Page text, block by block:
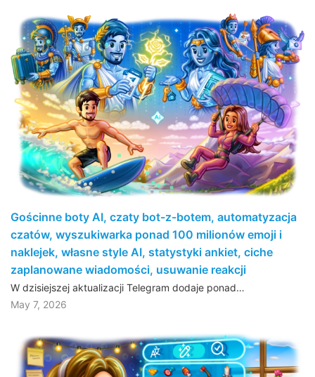
Gościnne boty AI, czaty bot-z-botem, automatyzacja
czatów, wyszukiwarka ponad 100 milionów emoji i
naklejek, własne style AI, statystyki ankiet, ciche
zaplanowane wiadomości, usuwanie reakcji
W dzisiejszej aktualizacji Telegram dodaje ponad…
May 7, 2026